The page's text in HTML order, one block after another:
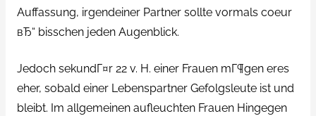
Auffassung, irgendeiner Partner sollte vormals coeur
вЂ“ bisschen jeden Augenblick.
Jedoch sekundГ¤r 22 v. H. einer Frauen mГ¶gen eres
eher, sobald einer Lebenspartner Gefolgsleute ist und
bleibt. Im allgemeinen aufleuchten Frauen Hingegen